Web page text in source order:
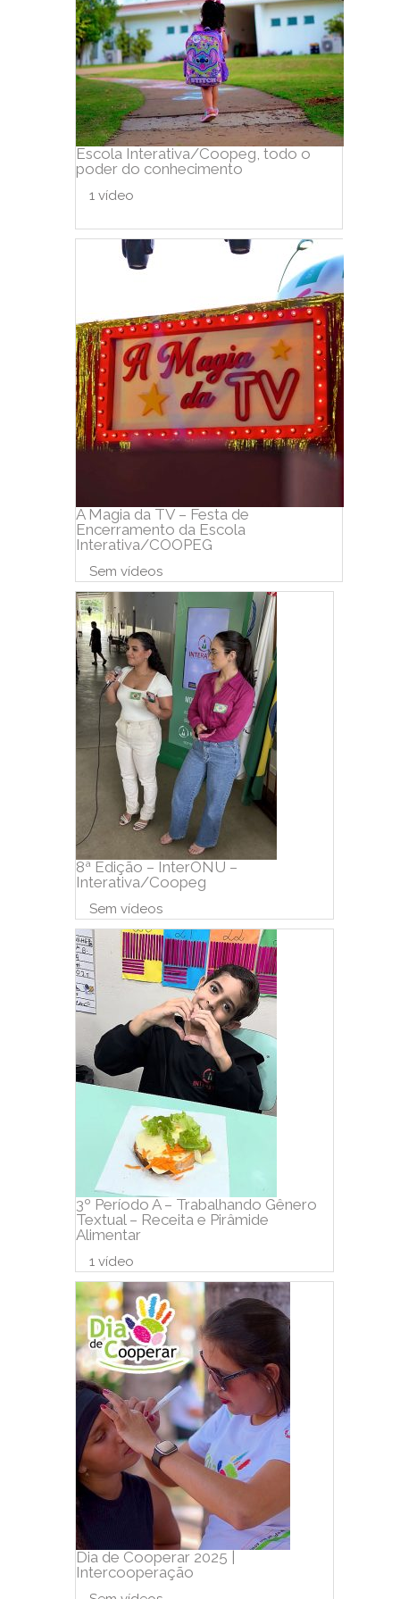
Escola Interativa/Coopeg, todo o
poder do conhecimento
1 vídeo
A Magia da TV – Festa de
Encerramento da Escola
Interativa/COOPEG
Sem vídeos
8ª Edição – InterONU –
Interativa/Coopeg
Sem vídeos
3º Período A – Trabalhando Gênero
Textual – Receita e Pirâmide
Alimentar
1 vídeo
Dia de Cooperar 2025 |
Intercooperação